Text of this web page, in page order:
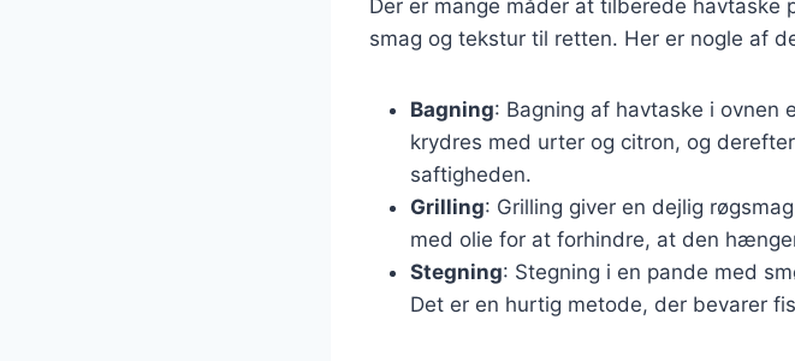
Der er mange måder at tilberede havtaske
smag og tekstur til retten. Her er nogle af
Bagning: Bagning af havtaske i ovnen
krydres med urter og citron, og
saftigheden.
Grilling: Grilling giver en dejlig
med olie for at forhindre, at den
Stegning: Stegning i en pande med
Det er en hurtig metode, der bevarer